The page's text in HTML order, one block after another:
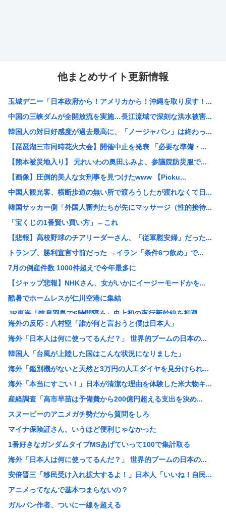
他まとめサイト更新情報
玉城デニー「日本政府から！アメリカから！沖縄を取り戻す！...
中国の三峡ダムが全開放流を実施…長江流域で深刻な洪水被害...
韓国人の対日好感度が過去最高に、「ノージャパン」は終わっ...
【琵琶湖三市同時花火大会】開催中止を発表 「必要な準備・...
【熊本被災地入り】 元れいわの奥田ふみよ、参議院防災服で...
【画像】圧倒的美人な女刑事を見つけたwww 【Picku...
中国人観光客、横断歩道の無い所で渡ろうしたが渡れなくて日...
韓国サッカー側「外国人審判たちが先にマッサージ（性的接待...
「宝くじの1番賢い買い方」←これ
【悲報】高校野球のチアリーダーさん、「従軍慰安婦」だった...
トランプ、勝利宣言寸前だった →イラン「条件6つ飲め」で...
7月の倒産件数 1000件超えで今年最多に
【ジャップ悲報】NHKさん、女がいかにイージーモードかを...
酷暑でホームレスが仁川空港に集結
JR東海「岐阜羽島で6時間寝ろ」史上初の夜行新幹線を初運...
ワイ、7時間勤務のテレワーク民、来月から給与15万減給
マイナ保険証さん、いうほど便利じゃなかった
専門家「シンギュラリティは来ない」これマジ？
マジで「女しか」使わない言葉www
女の子を脱がせてこの下着だったら正直萎えるよな
こういう輩がテレビをつまらなくしたんだな
【三峡ダム】全力放水で下流パニック！世界最大級ダムの光と...
沖縄知事選、ポスターやのぼり旗367件に撤去命令 県選管...
【画像】この日本人男性、前世で世界救っただろ。妻のウクラ...
【悲報】高市さん、被爆者代表を睨み付けてしまいバチクソ炎...
【悲報】eスポーツ、肥満や糖尿病に悩まされるガチで過酷な...
【政党支持率】中道1.7％www
【悲報】イオンのカップヌードル詰め放題(1500円)、7...
海外の反応：八村塁「誰が何と言おうと僕は日本人」
海外「日本人は何に使ってるんだ？」 世界的ブームの日本の...
韓国人「台風が上陸した国はこんな状況になりました」
海外「鑑別機がないと天然と3万円の人工ダイヤを見分けられ...
海外「本当にすごい！」日本が清潔な理由を体験した米大物キ...
産経調査「高市早苗は予備費から200億円超える支出を決め...
スヌーピーのアニメガチ勢だから質問をしろ
マイナ保険証さん、いうほど便利じゃなかった
1番好きなガンダムタイプMSあげていって100で集計取る
海外「日本人は何に使ってるんだ？」 世界的ブームの日本の...
安倍晋三「移民受け入れ拡大するよ！」日本人「いいね！自民...
アニメってなんで基本つまらないの？
ガルパン作者、ついに一線を超える